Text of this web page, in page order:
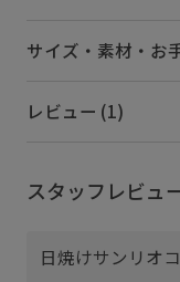
サイズ・素材・お
レビュー (1)
スタッフレビュ
日焼けサンリオ